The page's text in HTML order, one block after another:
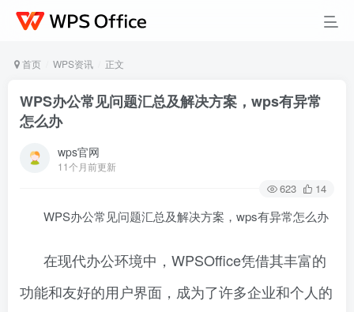
首页 WPS资讯 正文
WPS办公常见问题汇总及解决方案，wps有异常
怎么办
wps官网
11个月前更新
623 14
WPS办公常见问题汇总及解决方案，wps有异常怎么办
在现代办公环境中，WPSOffice凭借其丰富的
功能和友好的用户界面，成为了许多企业和个人的